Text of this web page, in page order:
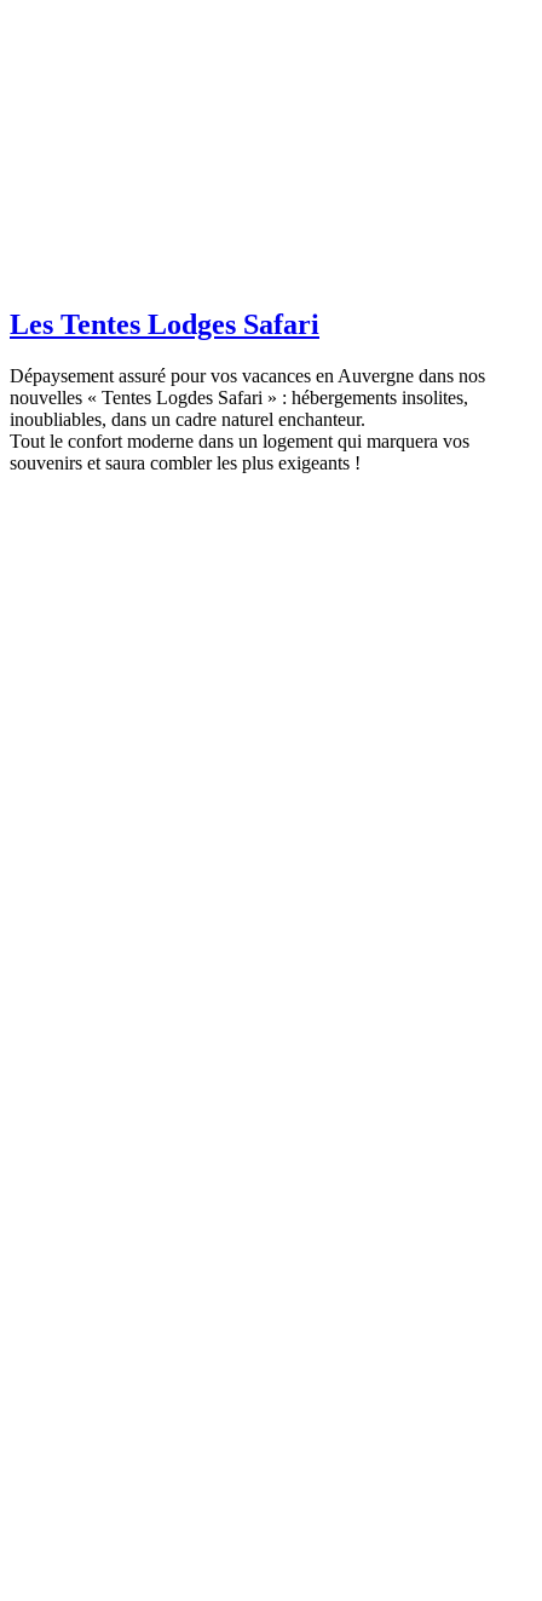
Les Tentes Lodges Safari
Dépaysement assuré pour vos vacances en Auvergne dans nos
nouvelles « Tentes Logdes Safari » : hébergements insolites,
inoubliables, dans un cadre naturel enchanteur.
Tout le confort moderne dans un logement qui marquera vos
souvenirs et saura combler les plus exigeants !